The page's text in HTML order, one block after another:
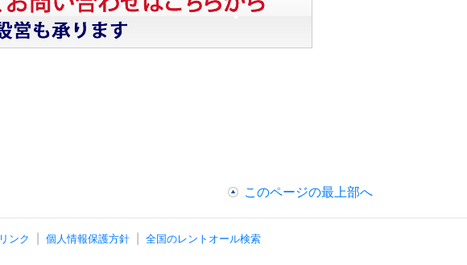
このページの最上部へ
リンク 個人情報保護方針 全国のレントオール検索